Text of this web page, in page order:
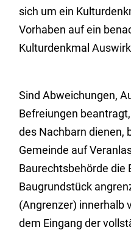
sich um ein
Vorhaben auf ein
Kulturdenkmal
Sind Abweichungen,
Befreiungen
des Nachbarn dienen,
Gemeinde auf
Baurechtsbehörde die
Baugrundstück
(Angrenzer) innerhalb
dem Eingang der